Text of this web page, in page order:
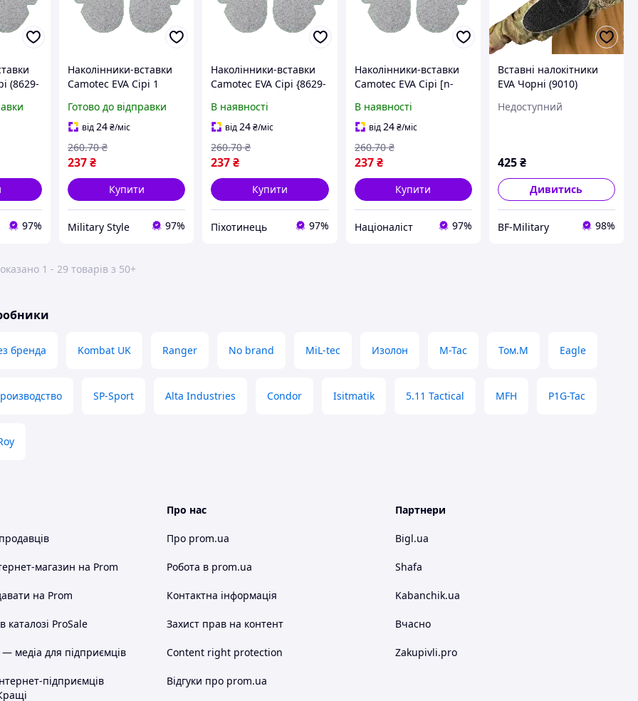
(8629-
97%
Наколінники-вставки
Camotec EVA Сірі 1
Готово до відправки
від24₴/міс
237₴
260.70 ₴
Купити
Military Style 97%
Наколінники-вставки
Camotec EVA Сірі {8629-
В наявності
від24₴/міс
237₴
260.70 ₴
Купити
Піхотинець 97%
Наколінники-вставки
Camotec EVA Сірі [n-
В наявності
від24 ₴/міс
237 ₴
260.70 ₴
Купити
Націоналіст 97%
Вставні налокітники
EVA Чорні (9010)
Недоступний
425₴
Дивитись
BF-Military 98%
1 - 29 товарів з 50+
бренда Kombat UK Ranger No brand MiL-tec Изолон M-Tac Том.М Eagle
SP-Sport Alta Industries Condor Isitmatik 5.11 Tactical MFH P1G-Tac
магазин на Prom
на Prom
каталозі ProSale
медіа для підприємців
підприємців
Про нас
Про prom.ua
Робота в prom.ua
Контактна інформація
Захист прав на контент
Content right protection
Відгуки про prom.ua
Партнери
Bigl.ua
Shafa
Kabanchik.ua
Вчасно
Zakupivli.pro